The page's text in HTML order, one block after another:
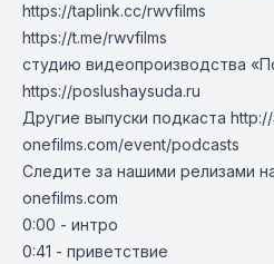
https://taplink.cc/rwvfilms
https://t.me/rwvfilms
студию видеопроизводства
https://poslushaysuda.ru
Другие выпуски подкаста
onefilms.com/event/podcasts
Следите за нашими релизами
onefilms.com
0:00 - интро
0:41 - приветствие